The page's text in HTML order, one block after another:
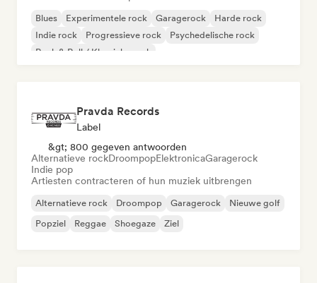
Blues Experimentele rock Garagerock
Harde rock
Indie rock
Progressieve rock
Psychedelische rock
Rock & Roll / Klassieke rock
Pravda Records
Label
&gt; 800 gegeven antwoorden
Alternatieve rockDroompopElektronicaGaragerock
Indie pop
Artiesten contracteren of hun muziek uitbrengen
Alternatieve rock Droompop Garagerock
Nieuwe golf
Popziel
Reggae Shoegaze Ziel